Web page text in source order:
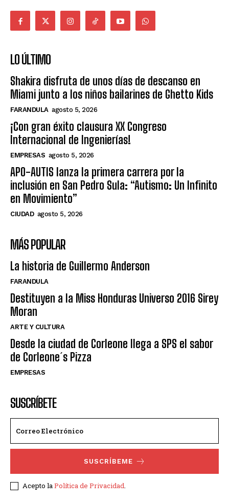
LO ÚLTIMO
Shakira disfruta de unos días de descanso en
Miami junto a los niños bailarines de Ghetto Kids
FARANDULA agosto 5, 2026
¡Con gran éxito clausura XX Congreso
Internacional de Ingenierías!
EMPRESAS agosto 5, 2026
APO-AUTIS lanza la primera carrera por la
inclusión en San Pedro Sula: “Autismo: Un Infinito
en Movimiento”
CIUDAD agosto 5, 2026
MÁS POPULAR
La historia de Guillermo Anderson
FARANDULA
Destituyen a la Miss Honduras Universo 2016 Sirey
Moran
ARTE Y CULTURA
Desde la ciudad de Corleone llega a SPS el sabor
de Corleone´s Pizza
EMPRESAS
SUSCRÍBETE
SUSCRÍBEME
Acepto laPolítica de Privacidad.